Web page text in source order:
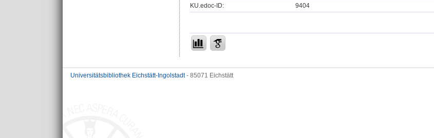
KU.edoc-ID:
9404
Universitätsbibliothek Eichstätt-Ingolstadt- 85071 Eichstätt